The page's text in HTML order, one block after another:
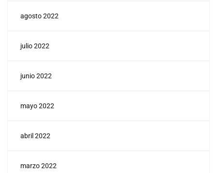
agosto 2022
julio 2022
junio 2022
mayo 2022
abril 2022
marzo 2022